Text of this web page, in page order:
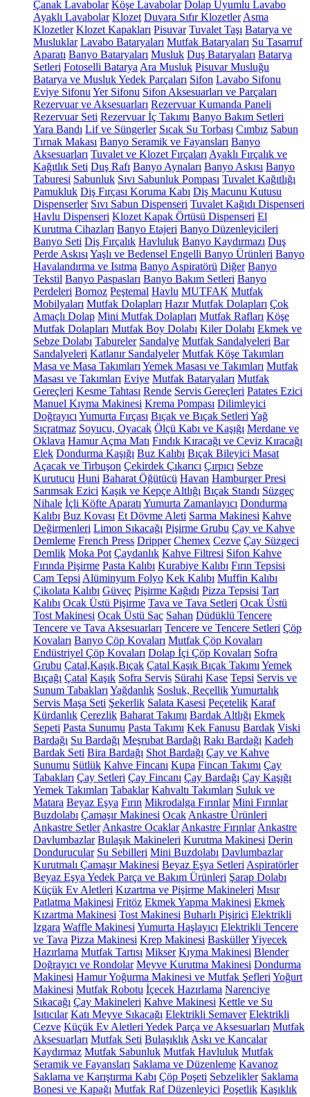
Çanak Lavabolar Köşe Lavabolar Dolap Uyumlu Lavabo
Ayaklı Lavabolar Klozet Duvara Sıfır Klozetler Asma
Klozetler Klozet Kapakları Pisuvar Tuvalet Taşı Batarya ve
Musluklar Lavabo Bataryaları Mutfak Bataryaları Su Tasarruf
Aparatı Banyo Bataryaları Musluk Duş Bataryaları Batarya
Setleri Fotoselli Batarya Ara Musluk Pisuvar Musluğu
Batarya ve Musluk Yedek Parçaları Sifon Lavabo Sifonu
Eviye Sifonu Yer Sifonu Sifon Aksesuarları ve Parçaları
Rezervuar ve Aksesuarları Rezervuar Kumanda Paneli
Rezervuar Seti Rezervuar İç Takımı Banyo Bakım Setleri
Yara Bandı Lif ve Süngerler Sıcak Su Torbası Cımbız Sabun
Tırnak Makası Banyo Seramik ve Fayansları Banyo
Aksesuarları Tuvalet ve Klozet Fırçaları Ayaklı Fırçalık ve
Kağıtlık Seti Duş Rafı Banyo Aynaları Banyo Askısı Banyo
Taburesi Sabunluk Sıvı Sabunluk Pompası Tuvalet Kağıtlığı
Pamukluk Diş Fırçası Koruma Kabı Diş Macunu Kutusu
Dispenserler Sıvı Sabun Dispenseri Tuvalet Kağıdı Dispenseri
Havlu Dispenseri Klozet Kapak Örtüsü Dispenseri El
Kurutma Cihazları Banyo Etajeri Banyo Düzenleyicileri
Banyo Seti Diş Fırçalık Havluluk Banyo Kaydırmazı Duş
Perde Askısı Yaşlı ve Bedensel Engelli Banyo Ürünleri Banyo
Havalandırma ve Isıtma Banyo Aspiratörü Diğer Banyo
Tekstil Banyo Paspasları Banyo Bakım Setleri Banyo
Perdeleri Bornoz Peştemal Havlu MUTFAK Mutfak
Mobilyaları Mutfak Dolapları Hazır Mutfak Dolapları Çok
Amaçlı Dolap Mini Mutfak Dolapları Mutfak Rafları Köşe
Mutfak Dolapları Mutfak Boy Dolabı Kiler Dolabı Ekmek ve
Sebze Dolabı Tabureler Sandalye Mutfak Sandalyeleri Bar
Sandalyeleri Katlanır Sandalyeler Mutfak Köşe Takımları
Masa ve Masa Takımları Yemek Masası ve Takımları Mutfak
Masası ve Takımları Eviye Mutfak Bataryaları Mutfak
Gereçleri Kesme Tahtası Rende Servis Gereçleri Patates Ezici
Manuel Kıyma Makinesi Krema Pompası Dilimleyici
Doğrayıcı Yumurta Fırçası Bıçak ve Bıçak Setleri Yağ
Sıçratmaz Soyucu, Oyacak Ölçü Kabı ve Kaşığı Merdane ve
Oklava Hamur Açma Matı Fındık Kıracağı ve Ceviz Kıracağı
Elek Dondurma Kaşığı Buz Kalıbı Bıçak Bileyici Masat
Açacak ve Tirbuşon Çekirdek Çıkarıcı Çırpıcı Sebze
Kurutucu Huni Baharat Öğütücü Havan Hamburger Presi
Sarımsak Ezici Kaşık ve Kepçe Altlığı Bıçak Standı Süzgeç
Nihale İçli Köfte Aparatı Yumurta Zamanlayıcı Dondurma
Kalıbı Buz Kovası Et Dövme Aleti Sarma Makinesi Kahve
Değirmenleri Limon Sıkacağı Pişirme Grubu Çay ve Kahve
Demleme French Press Dripper Chemex Cezve Çay Süzgeci
Demlik Moka Pot Çaydanlık Kahve Filtresi Sifon Kahve
Fırında Pişirme Pasta Kalıbı Kurabiye Kalıbı Fırın Tepsisi
Cam Tepsi Alüminyum Folyo Kek Kalıbı Muffin Kalıbı
Çikolata Kalıbı Güveç Pişirme Kağıdı Pizza Tepsisi Tart
Kalıbı Ocak Üstü Pişirme Tava ve Tava Setleri Ocak Üstü
Tost Makinesi Ocak Üstü Sac Sahan Düdüklü Tencere
Tencere ve Tava Aksesuarları Tencere ve Tencere Setleri Çöp
Kovaları Banyo Çöp Kovaları Mutfak Çöp Kovaları
Endüstriyel Çöp Kovaları Dolap İçi Çöp Kovaları Sofra
Grubu Çatal,Kaşık,Bıçak Çatal Kaşık Bıçak Takımı Yemek
Bıçağı Çatal Kaşık Sofra Servis Sürahi Kase Tepsi Servis ve
Sunum Tabakları Yağdanlık Sosluk, ReçellikYumurtalık
Servis Maşa Seti Şekerlik Salata Kasesi Peçetelik Karaf
Kürdanlık Çerezlik Baharat Takımı Bardak Altlığı Ekmek
Sepeti Pasta Sunumu Pasta Takımı Kek Fanusu Bardak Viski
Bardağı Su Bardağı Meşrubat Bardağı Rakı Bardağı Kadeh
Bardak Seti Bira Bardağı Shot Bardağı Çay ve Kahve
Sunumu Sütlük Kahve Fincanı Kupa Fincan Takımı Çay
Tabakları Çay Setleri Çay Fincanı Çay Bardağı Çay Kaşığı
Yemek Takımları Tabaklar Kahvaltı Takımları Suluk ve
Matara Beyaz Eşya Fırın Mikrodalga Fırınlar Mini Fırınlar
Buzdolabı Çamaşır Makinesi Ocak Ankastre Ürünleri
Ankastre Setler Ankastre Ocaklar Ankastre Fırınlar Ankastre
Davlumbazlar Bulaşık Makineleri Kurutma Makinesi Derin
Dondurucular Su Sebilleri Mini Buzdolabı Davlumbazlar
Kurutmalı Çamaşır Makinesi Beyaz Eşya Setleri Aspiratörler
Beyaz Eşya Yedek Parça ve Bakım Ürünleri Şarap Dolabı
Küçük Ev Aletleri Kızartma ve Pişirme Makineleri Mısır
Patlatma Makinesi Fritöz Ekmek Yapma Makinesi Ekmek
Kızartma Makinesi Tost Makinesi Buharlı Pişirici Elektrikli
Izgara Waffle Makinesi Yumurta Haşlayıcı Elektrikli Tencere
ve Tava Pizza Makinesi Krep Makinesi BasküllerYiyecek
Hazırlama Mutfak Tartısı Mikser Kıyma Makinesi Blender
Doğrayıcı ve Rondolar Meyve Kurutma Makinesi Dondurma
Makinesi Hamur Yoğurma Makinesi ve Mutfak Şefleri Yoğurt
Makinesi Mutfak Robotu İçecek Hazırlama Narenciye
Sıkacağı Çay Makineleri Kahve Makinesi Kettle ve Su
Isıtıcılar Katı Meyve Sıkacağı Elektrikli Semaver Elektrikli
Cezve Küçük Ev Aletleri Yedek Parça ve Aksesuarları Mutfak
Aksesuarları Mutfak Seti Bulaşıklık Askı ve Kancalar
Kaydırmaz Mutfak Sabunluk Mutfak Havluluk Mutfak
Seramik ve Fayansları Saklama ve Düzenleme Kavanoz
Saklama ve Karıştırma Kabı Çöp Poşeti Sebzelikler Saklama
Bonesi ve Kapağı Mutfak Raf Düzenleyici Poşetlik Kaşıklık